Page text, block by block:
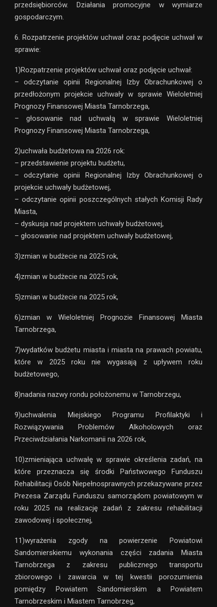
przedsiębiorców. Działania promocyjne w wymiarze
gospodarczym.
6. Rozpatrzenie projektów uchwał oraz podjęcie uchwał w
sprawie:
1)Rozpatrzenie projektów uchwał oraz podjęcie uchwał:
– odczytanie opinii Regionalnej Izby Obrachunkowej o
przedłożonym projekcie uchwały w sprawie Wieloletniej
Prognozy Finansowej Miasta Tarnobrzega,
– głosowanie nad uchwałą w sprawie Wieloletniej
Prognozy Finansowej Miasta Tarnobrzega,
2)uchwała budżetowa na 2026 rok:
– przedstawienie projektu budżetu,
– odczytanie opinii Regionalnej Izby Obrachunkowej o
projekcie uchwały budżetowej,
– odczytanie opinii poszczególnych stałych Komisji Rady
Miasta,
– dyskusja nad projektem uchwały budżetowej,
– głosowanie nad projektem uchwały budżetowej,
3)zmian w budżecie na 2025 rok,
4)zmian w budżecie na 2025 rok,
5)zmian w budżecie na 2025 rok,
6)zmian w Wieloletniej Prognozie Finansowej Miasta
Tarnobrzega,
7)wydatków budżetu miasta i miasta na prawach powiatu,
które w 2025 roku nie wygasają z upływem roku
budżetowego,
8)nadania nazwy rondu położonemu w Tarnobrzegu,
9)uchwalenia Miejskiego Programu Profilaktyki i
Rozwiązywania Problemów Alkoholowych oraz
Przeciwdziałania Narkomanii na 2026 rok,
10)zmieniająca uchwałę w sprawie określenia zadań, na
które przeznacza się środki Państwowego Funduszu
Rehabilitacji Osób Niepełnosprawnych przekazywane przez
Prezesa Zarządu Funduszu samorządom powiatowym w
roku 2025 na realizację zadań z zakresu rehabilitacji
zawodowej i społecznej,
11)wyrażenia zgody na powierzenie Powiatowi
Sandomierskiemu wykonania części zadania Miasta
Tarnobrzega z zakresu publicznego transportu
zbiorowego i zawarcia w tej kwestii porozumienia
pomiędzy Powiatem Sandomierskim a Powiatem
Tarnobrzeskim i Miastem Tarnobrzeg,